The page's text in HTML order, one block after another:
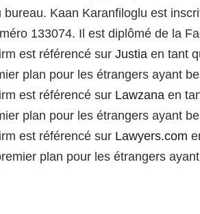
Kaan Karanfiloglu est
133074. Il est diplômé de la
est référencé sur Justia en tant
plan pour les étrangers ayant
est référencé sur Lawzana en
plan pour les étrangers ayant
est référencé sur Lawyers.com
plan pour les étrangers